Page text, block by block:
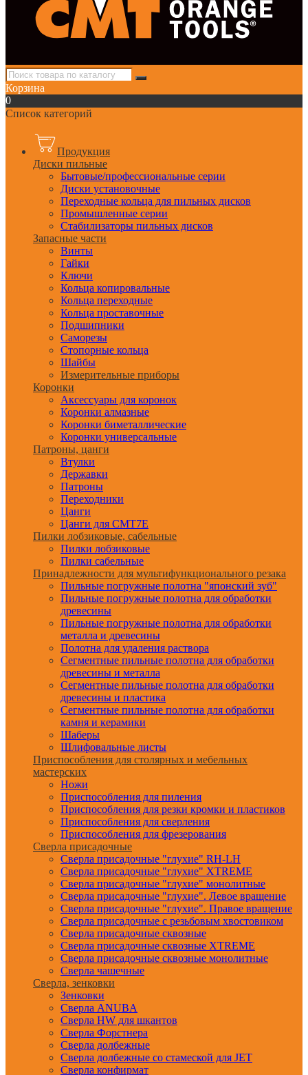
Корзина
0
Список категорий
Продукция
Диски пильные
Бытовые/профессиональные серии
Диски установочные
Переходные кольца для пильных дисков
Промышленные серии
Стабилизаторы пильных дисков
Запасные части
Винты
Гайки
Ключи
Кольца копировальные
Кольца переходные
Кольца проставочные
Подшипники
Саморезы
Стопорные кольца
Шайбы
Измерительные приборы
Коронки
Аксессуары для коронок
Коронки алмазные
Коронки биметаллические
Коронки универсальные
Патроны, цанги
Втулки
Державки
Патроны
Переходники
Цанги
Цанги для CMT7E
Пилки лобзиковые, сабельные
Пилки лобзиковые
Пилки сабельные
Принадлежности для мультифункционального резака
Пильные погружные полотна "японский зуб"
Пильные погружные полотна для обработки
древесины
Пильные погружные полотна для обработки
металла и древесины
Полотна для удаления раствора
Сегментные пильные полотна для обработки
древесины и металла
Сегментные пильные полотна для обработки
древесины и пластика
Сегментные пильные полотна для обработки
камня и керамики
Шаберы
Шлифовальные листы
Приспособления для столярных и мебельных
мастерских
Ножи
Приспособления для пиления
Приспособления для резки кромки и пластиков
Приспособления для сверления
Приспособления для фрезерования
Сверла присадочные
Сверла присадочные "глухие" RH-LH
Сверла присадочные "глухие" XTREME
Сверла присадочные "глухие" монолитные
Сверла присадочные "глухие". Левое вращение
Сверла присадочные "глухие". Правое вращение
Сверла присадочные с резьбовым хвостовиком
Сверла присадочные сквозные
Сверла присадочные сквозные XTREME
Сверла присадочные сквозные монолитные
Сверла чашечные
Сверла, зенковки
Зенковки
Сверла ANUBA
Сверла HW для шкантов
Сверла Форстнера
Сверла долбежные
Сверла долбежные со стамеской для JET
Сверла конфирмат